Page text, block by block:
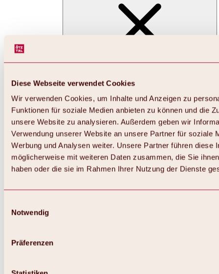
Diese Webseite verwendet Cookies
Wir verwenden Cookies, um Inhalte und Anzeigen zu
Funktionen für soziale Medien anbieten zu können und die
unsere Website zu analysieren. Außerdem geben wir
Verwendung unserer Website an unsere Partner für soziale
Werbung und Analysen weiter. Unsere Partner führen diese
möglicherweise mit weiteren Daten zusammen, die Sie
haben oder die sie im Rahmen Ihrer Nutzung der Dienste
Notwendig
Präferenzen